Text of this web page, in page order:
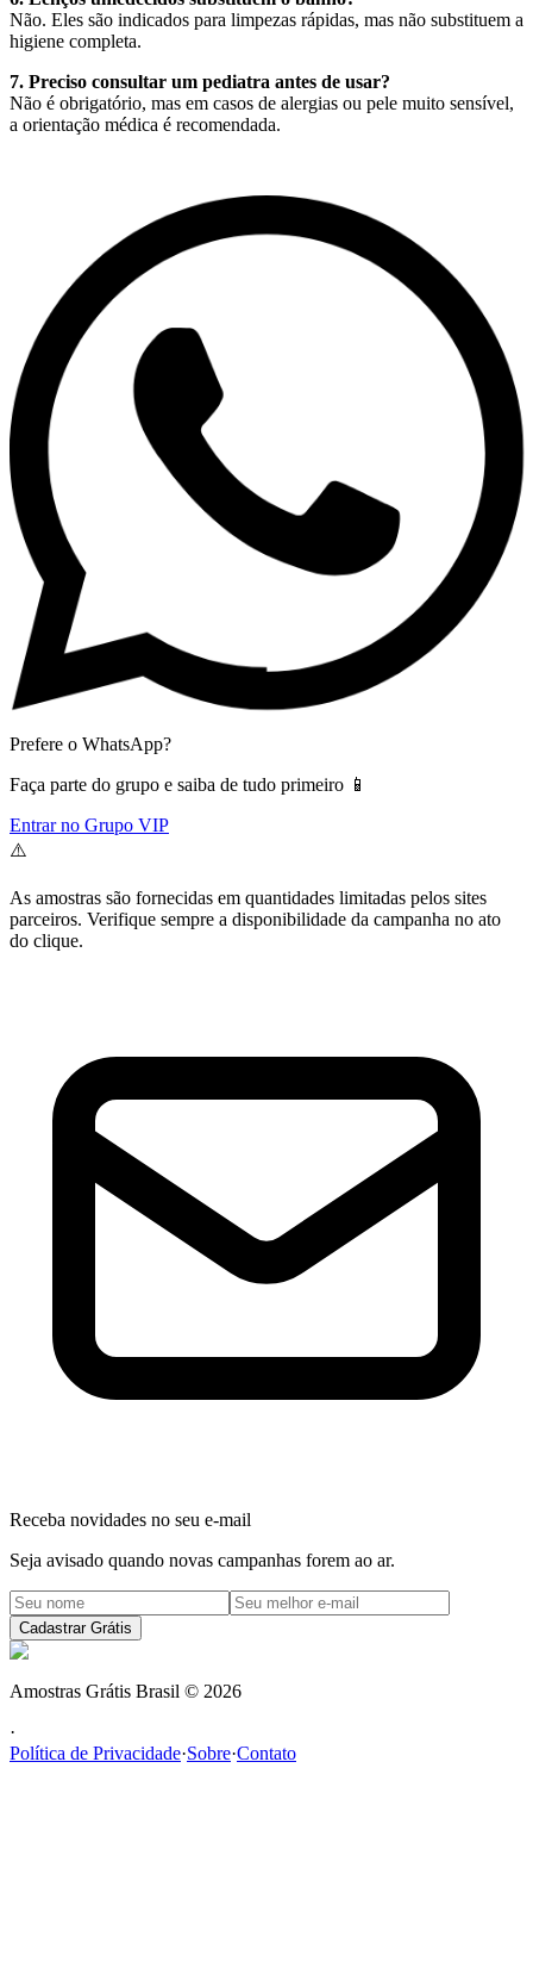
Não. Eles são indicados para limpezas rápidas, mas não substituem a
higiene completa.
7. Preciso consultar um pediatra antes de usar?
Não é obrigatório, mas em casos de alergias ou pele muito sensível,
a orientação médica é recomendada.
Prefere o WhatsApp?
Faça parte do grupo e saiba de tudo primeiro 📱
Entrar no Grupo VIP
⚠️
As amostras são fornecidas em quantidades limitadas pelos sites
parceiros. Verifique sempre a disponibilidade da campanha no ato
do clique.
Receba novidades no seu e-mail
Seja avisado quando novas campanhas forem ao ar.
Cadastrar Grátis
Amostras Grátis Brasil © 2026
·
Política de Privacidade·Sobre·Contato